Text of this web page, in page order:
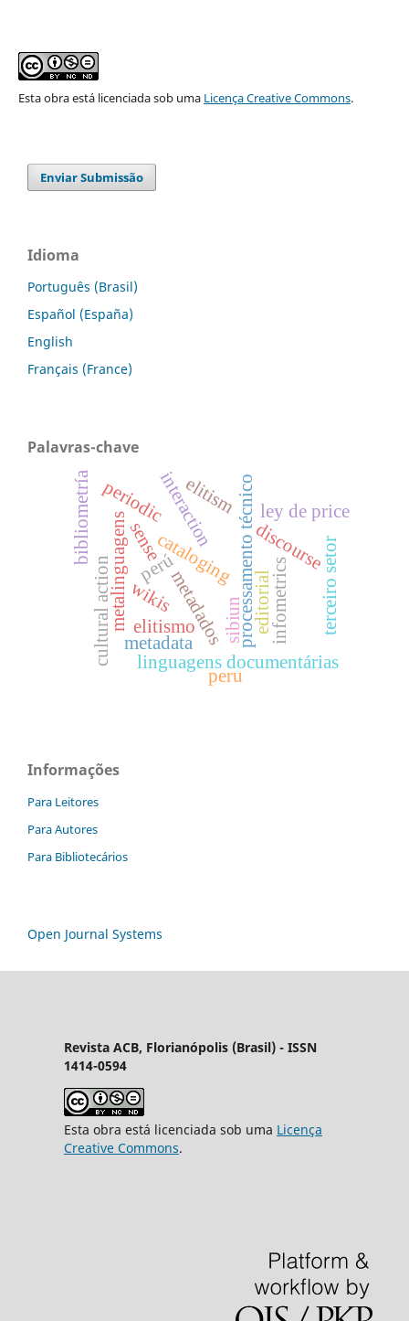
Esta obra está licenciada sob uma Licença Creative Commons.
Enviar Submissão
Idioma
Português (Brasil)
Español (España)
English
Français (France)
Palavras-chave
processamento técnicodiscourse
cataloging
metalinguagens metadados
linguagens documentárias
interaction
wikis editorial
sense
periodic
cultural action sibiun
metadata
terceiro setor
bibliometría
elitismo
ley de price
perú infometrics
elitism
peru
Informações
Para Leitores
Para Autores
Para Bibliotecários
Open Journal Systems
Revista ACB, Florianópolis (Brasil) - ISSN
1414-0594
Esta obra está licenciada sob uma Licença
Creative Commons.